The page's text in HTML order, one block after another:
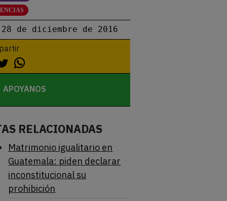
28 de diciembre de 2016
APOYANOS
RELACIONADAS
Matrimonio igualitario en
Guatemala: piden declarar
inconstitucional su
prohibición